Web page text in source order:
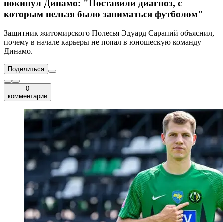
покинул Динамо: "Поставили диагноз, с
которым нельзя было заниматься футболом"
Защитник житомирского Полесья Эдуард Сарапий объяснил,
почему в начале карьеры не попал в юношескую команду
Динамо.
Поделиться
0
комментарии